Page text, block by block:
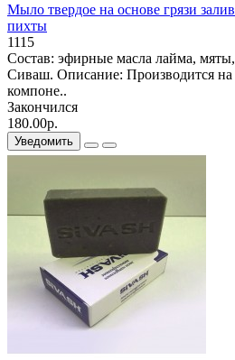
Мыло твердое на основе грязи
пихты
1115
Состав: эфирные масла лайма, мяты,
Сиваш. Описание: Производится
компоне..
Закончился
180.00р.
Уведомить